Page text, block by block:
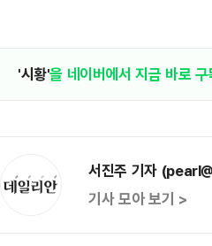
'시황'을 네이버에서 지금 바로 구
서진주 기자
기사 모아 보기 >